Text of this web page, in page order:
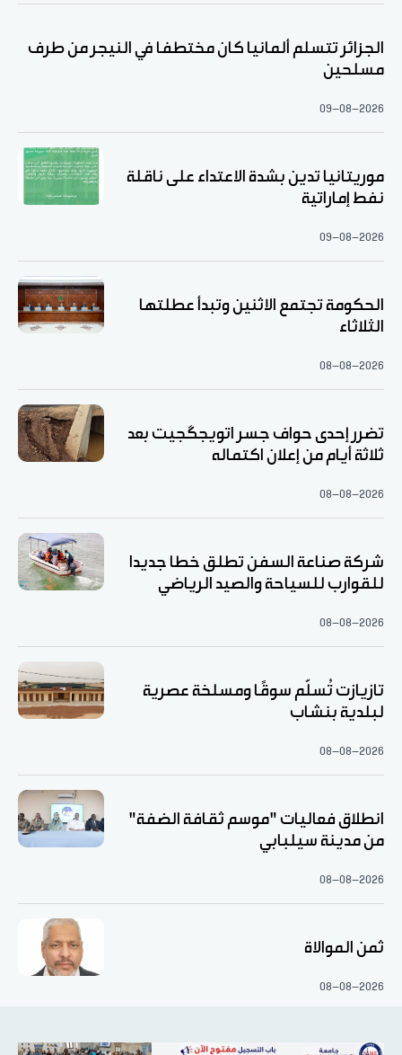
الجزائر تتسلم ألمانيا كان مختطفا في النيجر من طرف
مسلحين
09-08-2026
موريتانيا تدين بشدة الاعتداء على ناقلة
نفط إماراتية
09-08-2026
الحكومة تجتمع الاثنين وتبدأ عطلتها
الثلاثاء
08-08-2026
تضرر إحدى حواف جسر اتويجگجيت بعد
ثلاثة أيام من إعلان اكتماله
08-08-2026
شركة صناعة السفن تطلق خطا جديدا
للقوارب للسياحة والصيد الرياضي
08-08-2026
تازيازت تُسلّم سوقًا ومسلخة عصرية
لبلدية بنشاب
08-08-2026
انطلاق فعاليات "موسم ثقافة الضفة"
من مدينة سيلبابي
08-08-2026
ثمن الموالاة
08-08-2026